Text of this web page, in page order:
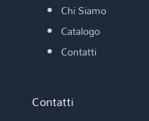
Chi Siamo
Catalogo
Contatti
Contatti